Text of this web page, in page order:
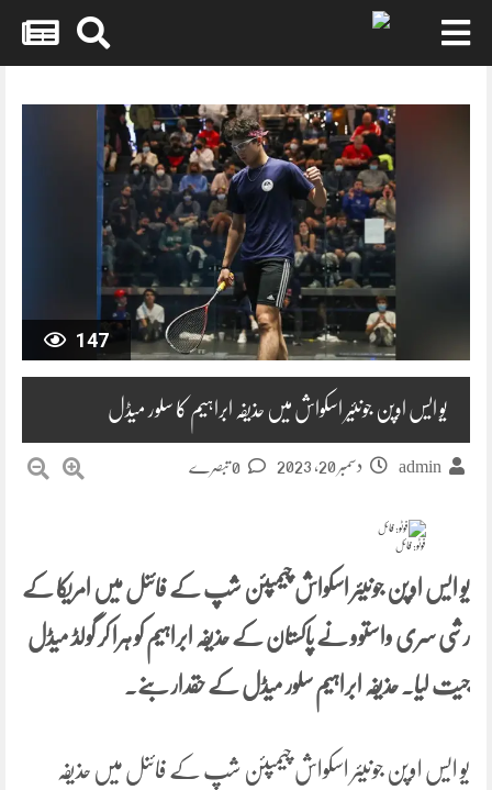
content
147
یو ایس اوپن جونئیر اسکواش میں حذیفہ ابراہیم کا سلور میڈل
admin دسمبر 20, 2023
فوٹو: فائل
یو ایس اوپن جونیئر اسکواش چیمپئن شپ کے فائنل میں امریکا کے
رشی سری واستوو نے پاکستان کے حذیفہ ابراہیم کو ہرا کر گولڈ میڈل
جیت لیا۔ حذیفہ ابراہیم سلور میڈل کے حقدار بنے۔
یو ایس اوپن جونیئر اسکواش چیمپئن شپ کے فائنل میں حذیفہ